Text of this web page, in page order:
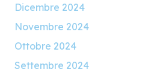
Dicembre 2024
Novembre 2024
Ottobre 2024
Settembre 2024